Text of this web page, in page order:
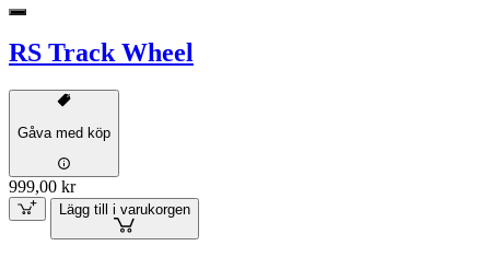
RS Track Wheel
Gåva med köp
999,00 kr
Lägg till i varukorgen